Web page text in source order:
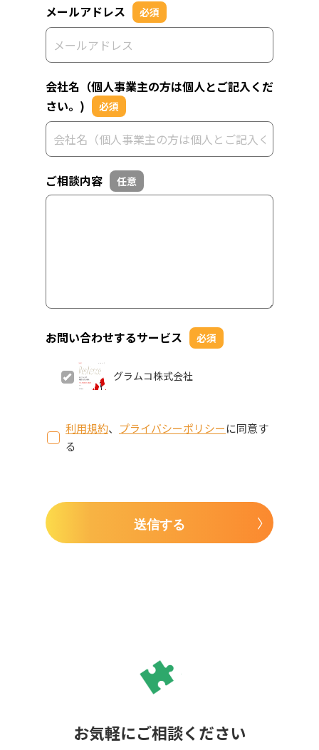
メールアドレス 必須
会社名（個人事業主の方は個人とご記入くだ
さい。)
必須
ご相談内容 任意
お問い合わせするサービス 必須
グラムコ株式会社
利用規約、 プライバシーポリシーに同意す
る
送信する
お気軽にご相談ください